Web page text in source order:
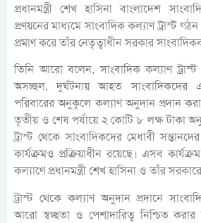
প্রধানমন্ত্রী শেখ হাসিনা বাংলাদেশ
প্রণয়নের মাধ্যমে সাংবাদিক কল্যাণ ট্রাস্ট
প্রমাণ করে তাঁর নেতৃত্বাধীন সরকার
তিনি আরো বলেন, সাংবাদিক কল্যাণ ট্রাস্ট
অসচ্ছল, দুর্ঘটনায় আহত সাংবাদিকদের
পরিবারের অনুকূলে কল্যাণ অনুদান প্রদান
তৃতীয় ও শেষ পর্যায়ে ২ কোটি ৮ লক্ষ টাকা
ট্রাস্ট থেকে সাংবাদিকদের মেধাবী
কার্যক্রমও প্রক্রিয়াধীন রয়েছে। এসব
কল্যাণে প্রধানমন্ত্রী শেখ হাসিনা ও তাঁর
ট্রাস্ট থেকে কল্যাণ অনুদান প্রদানে
আরো স্বচ্ছতা ও পেশাদারিত্ব নিশ্চিত